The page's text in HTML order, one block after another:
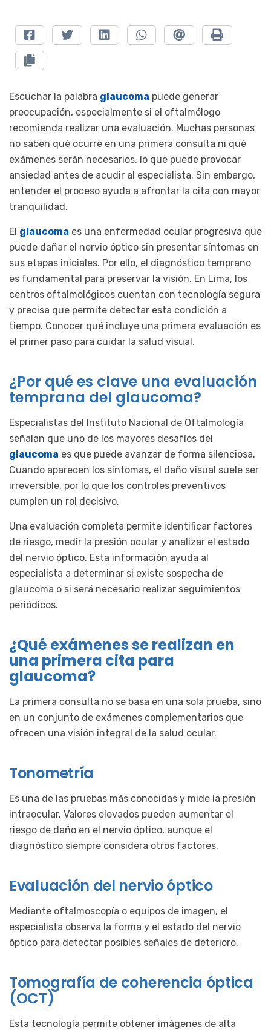
Escuchar la palabra glaucoma puede generar
preocupación, especialmente si el oftalmólogo
recomienda realizar una evaluación. Muchas personas
no saben qué ocurre en una primera consulta ni qué
exámenes serán necesarios, lo que puede provocar
ansiedad antes de acudir al especialista. Sin embargo,
entender el proceso ayuda a afrontar la cita con mayor
tranquilidad.
El glaucoma es una enfermedad ocular progresiva que
puede dañar el nervio óptico sin presentar síntomas en
sus etapas iniciales. Por ello, el diagnóstico temprano
es fundamental para preservar la visión. En Lima, los
centros oftalmológicos cuentan con tecnología segura
y precisa que permite detectar esta condición a
tiempo. Conocer qué incluye una primera evaluación es
el primer paso para cuidar la salud visual.
¿Por qué es clave una evaluación
temprana del glaucoma?
Especialistas del Instituto Nacional de Oftalmología
señalan que uno de los mayores desafíos del
glaucoma es que puede avanzar de forma silenciosa.
Cuando aparecen los síntomas, el daño visual suele ser
irreversible, por lo que los controles preventivos
cumplen un rol decisivo.
Una evaluación completa permite identificar factores
de riesgo, medir la presión ocular y analizar el estado
del nervio óptico. Esta información ayuda al
especialista a determinar si existe sospecha de
glaucoma o si será necesario realizar seguimientos
periódicos.
¿Qué exámenes se realizan en
una primera cita para
glaucoma?
La primera consulta no se basa en una sola prueba, sino
en un conjunto de exámenes complementarios que
ofrecen una visión integral de la salud ocular.
Tonometría
Es una de las pruebas más conocidas y mide la presión
intraocular. Valores elevados pueden aumentar el
riesgo de daño en el nervio óptico, aunque el
diagnóstico siempre considera otros factores.
Evaluación del nervio óptico
Mediante oftalmoscopía o equipos de imagen, el
especialista observa la forma y el estado del nervio
óptico para detectar posibles señales de deterioro.
Tomografía de coherencia óptica
(OCT)
Esta tecnología permite obtener imágenes de alta